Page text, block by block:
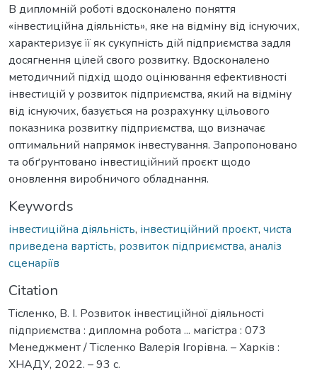
В дипломній роботі вдосконалено поняття
«інвестиційна діяльність», яке на відміну від існуючих,
характеризує її як сукупність дій підприємства задля
досягнення цілей свого розвитку. Вдосконалено
методичний підхід щодо оцінювання ефективності
інвестицій у розвиток підприємства, який на відміну
від існуючих, базується на розрахунку цільового
показника розвитку підприємства, що визначає
оптимальний напрямок інвестування. Запропоновано
та обґрунтовано інвестиційний проєкт щодо
оновлення виробничого обладнання.
Keywords
інвестиційна діяльність, інвестиційний проєкт, чиста
приведена вартість, розвиток підприємства, аналіз
сценаріїв
Citation
Тісленко, В. І. Розвиток інвестиційної діяльності
підприємства : дипломна робота ... магістра : 073
Менеджмент / Тісленко Валерія Ігорівна. – Харків :
ХНАДУ, 2022. – 93 с.